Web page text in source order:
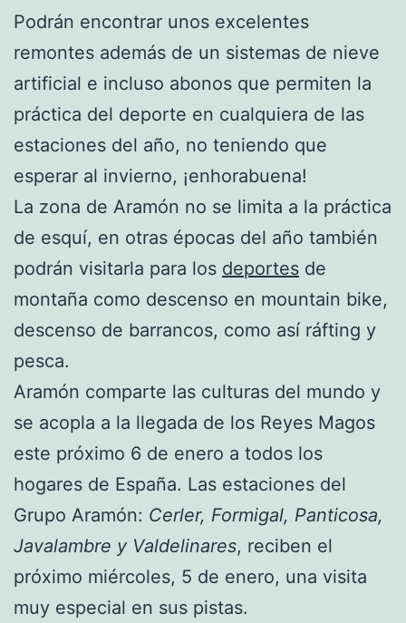
Podrán encontrar unos excelentes
remontes además de un sistemas de nieve
artificial e incluso abonos que permiten la
práctica del deporte en cualquiera de las
estaciones del año, no teniendo que
esperar al invierno, ¡enhorabuena!
La zona de Aramón no se limita a la práctica
de esquí, en otras épocas del año también
podrán visitarla para los deportes de
montaña como descenso en mountain bike,
descenso de barrancos, como así ráfting y
pesca.
Aramón comparte las culturas del mundo y
se acopla a la llegada de los Reyes Magos
este próximo 6 de enero a todos los
hogares de España. Las estaciones del
Grupo Aramón: Cerler, Formigal, Panticosa,
Javalambre y Valdelinares, reciben el
próximo miércoles, 5 de enero, una visita
muy especial en sus pistas.